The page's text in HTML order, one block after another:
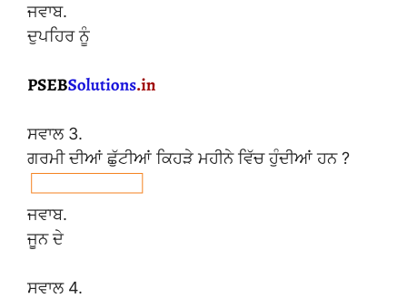
ਜਵਾਬ.
ਦੁਪਹਿਰ ਨੂੰ
ਸਵਾਲ 3.
ਗਰਮੀ ਦੀਆਂ ਛੁੱਟੀਆਂ ਕਿਹੜੇ ਮਹੀਨੇ ਵਿੱਚ ਹੁੰਦੀਆਂ ਹਨ ?
ਜਵਾਬ.
ਜੂਨ ਦੇ
ਸਵਾਲ 4.